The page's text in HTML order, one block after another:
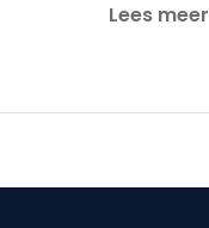
Lees meer